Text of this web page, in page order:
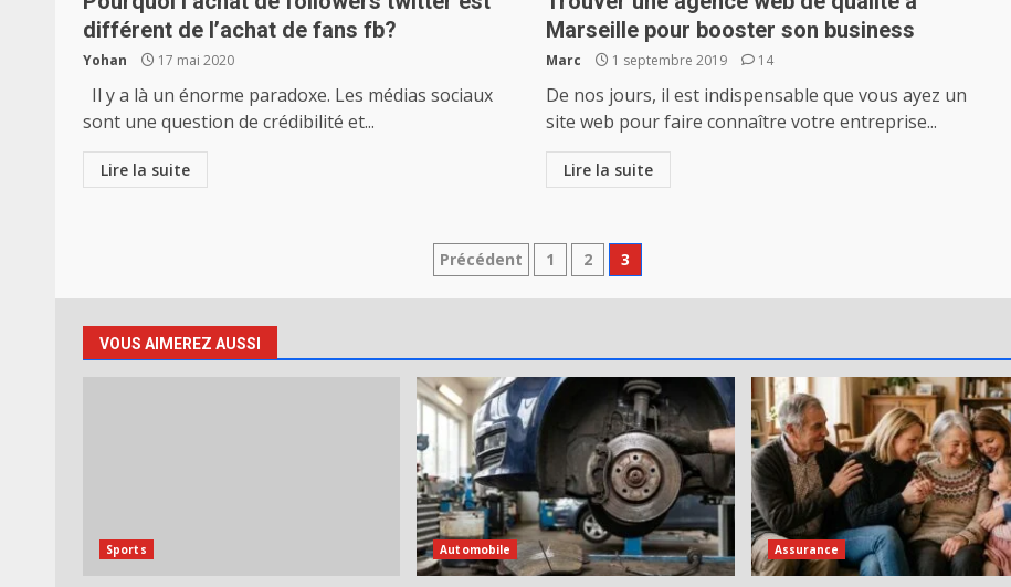
différent de l’achat de fans fb?
Yohan 17 mai 2020
Il y a là un énorme paradoxe. Les médias sociaux
sont une question de crédibilité et...
Lire la suite
Marseille pour booster son business
Marc 1 septembre 2019 14
De nos jours, il est indispensable que vous ayez un
site web pour faire connaître votre entreprise...
Lire la suite
Pagination
des
publications
Précédent 1 2 3
VOUS AIMEREZ AUSSI
Sports Automobile Assurance